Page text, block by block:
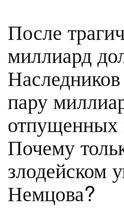
После
миллиард
пару
отпущенных
Почему
злодейском
Немцова?